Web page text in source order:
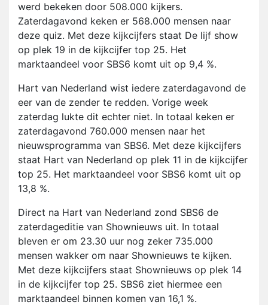
werd bekeken door 508.000 kijkers.
Zaterdagavond keken er 568.000 mensen naar
deze quiz. Met deze kijkcijfers staat De lijf show
op plek 19 in de kijkcijfer top 25. Het
marktaandeel voor SBS6 komt uit op 9,4 %.
Hart van Nederland wist iedere zaterdagavond de
eer van de zender te redden. Vorige week
zaterdag lukte dit echter niet. In totaal keken er
zaterdagavond 760.000 mensen naar het
nieuwsprogramma van SBS6. Met deze kijkcijfers
staat Hart van Nederland op plek 11 in de kijkcijfer
top 25. Het marktaandeel voor SBS6 komt uit op
13,8 %.
Direct na Hart van Nederland zond SBS6 de
zaterdageditie van Shownieuws uit. In totaal
bleven er om 23.30 uur nog zeker 735.000
mensen wakker om naar Shownieuws te kijken.
Met deze kijkcijfers staat Shownieuws op plek 14
in de kijkcijfer top 25. SBS6 ziet hiermee een
marktaandeel binnen komen van 16,1 %.